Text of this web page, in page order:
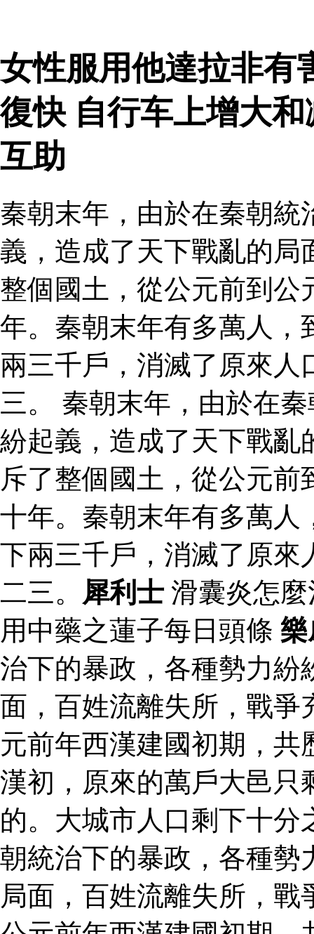
女性服用他達拉非有
復快 自行车上增大
互助
秦朝末年，由於在秦朝統
義，造成了天下戰亂的局
整個國土，從公元前到公
年。秦朝末年有多萬人，
兩三千戶，消滅了原來
三。 秦朝末年，由於在
紛起義，造成了天下戰亂
斥了整個國土，從公元
十年。秦朝末年有多萬人
下兩三千戶，消滅了原來
二三。 犀利士 滑囊炎怎
用中藥之蓮子每日頭條
治下的暴政，各種勢力紛
面，百姓流離失所，戰爭
元前年西漢建國初期，
漢初，原來的萬戶大邑只
的。大城市人口剩下十
朝統治下的暴政，各種勢
局面，百姓流離失所，